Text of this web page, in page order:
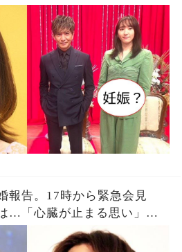
で」
報告。17時から緊急会見
…「心臓が止まる思い」
ァン絶句